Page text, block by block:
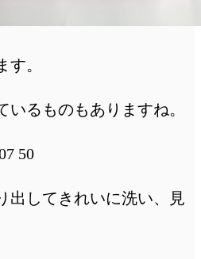
す。
るものもありますね。
出してきれいに洗い、見